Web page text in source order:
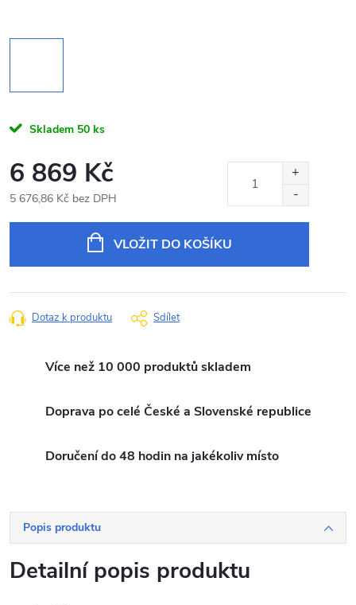
Skladem 50 ks
6 869 Kč
5 676,86 Kč bez DPH
VLOŽIT DO KOŠÍKU
Dotaz k produktu Sdílet
Více než 10 000 produktů skladem
Doprava po celé České a Slovenské republice
Doručení do 48 hodin na jakékoliv místo
Popis produktu
Detailní popis produktu